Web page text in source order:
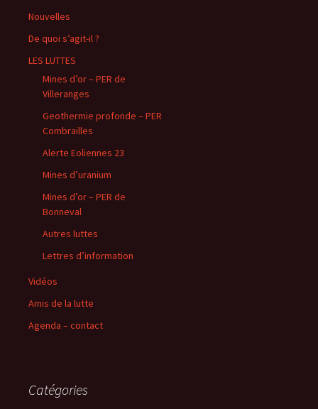
Nouvelles
De quoi s’agit-il ?
LES LUTTES
Mines d’or – PER de
Villeranges
Geothermie profonde – PER
Combrailles
Alerte Eoliennes 23
Mines d’uranium
Mines d’or – PER de
Bonneval
Autres luttes
Lettres d’information
Vidéos
Amis de la lutte
Agenda – contact
Catégories